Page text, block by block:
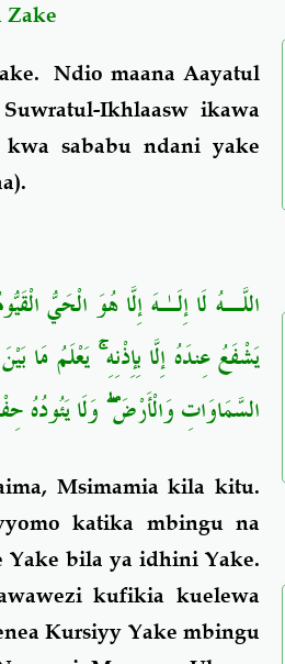
Zake
Ndio maana Aayatul
Ikhlaasw ikawa
sababu ndani yake
اللَّـهُ لَا إِلَـٰهَ إِلَّا هُوَ الْحَيُّ
يَشْفَعُ عِندَهُ إِلَّا بِإِذْنِهِ ۚ يَعْلَمُ
السَّمَاوَاتِ وَالْأَرْضَ ۖ وَلَا يَئُودُهُ
Msimamia kila kitu.
katika mbingu na
bila ya idhini Yake.
kufikia kuelewa
Kursiyy Yake mbingu